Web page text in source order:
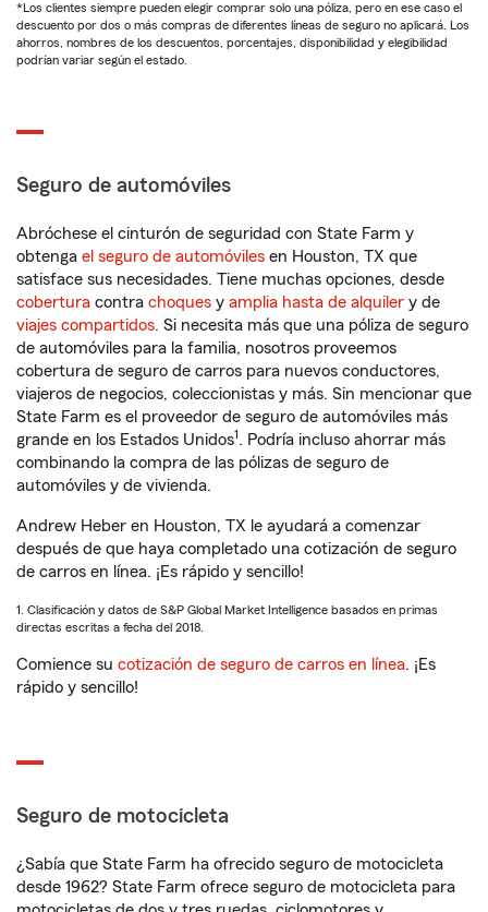
*Los clientes siempre pueden elegir comprar solo una póliza, pero en ese caso el
descuento por dos o más compras de diferentes líneas de seguro no aplicará. Los
ahorros, nombres de los descuentos, porcentajes, disponibilidad y elegibilidad
podrían variar según el estado.
Seguro de automóviles
Abróchese el cinturón de seguridad con State Farm y
obtenga el seguro de automóviles en Houston, TX que
satisface sus necesidades. Tiene muchas opciones, desde
cobertura contra choques y amplia hasta de alquiler y de
viajes compartidos. Si necesita más que una póliza de seguro
de automóviles para la familia, nosotros proveemos
cobertura de seguro de carros para nuevos conductores,
viajeros de negocios, coleccionistas y más. Sin mencionar que
State Farm es el proveedor de seguro de automóviles más
grande en los Estados Unidos1 . Podría incluso ahorrar más
combinando la compra de las pólizas de seguro de
automóviles y de vivienda.
Andrew Heber en Houston, TX le ayudará a comenzar
después de que haya completado una cotización de seguro
de carros en línea. ¡Es rápido y sencillo!
1. Clasificación y datos de S&P Global Market Intelligence basados en primas
directas escritas a fecha del 2018.
Comience su cotización de seguro de carros en línea. ¡Es
rápido y sencillo!
Seguro de motocicleta
¿Sabía que State Farm ha ofrecido seguro de motocicleta
desde 1962? State Farm ofrece seguro de motocicleta para